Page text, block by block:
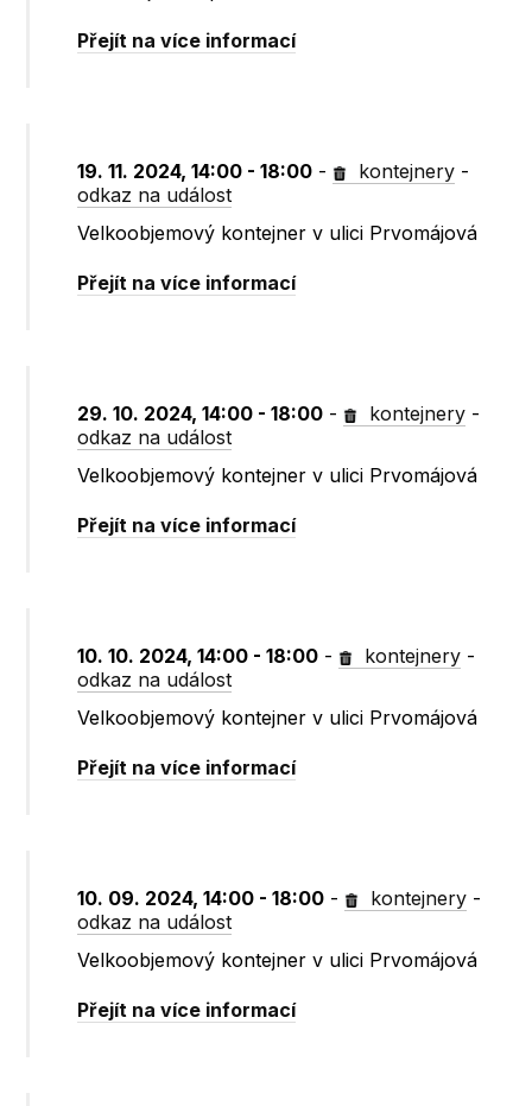
Přejít na více informací
19. 11. 2024, 14:00 - 18:00 - kontejnery -
odkaz na událost
Velkoobjemový kontejner v ulici Prvomájová
Přejít na více informací
29. 10. 2024, 14:00 - 18:00 - kontejnery -
odkaz na událost
Velkoobjemový kontejner v ulici Prvomájová
Přejít na více informací
10. 10. 2024, 14:00 - 18:00 - kontejnery -
odkaz na událost
Velkoobjemový kontejner v ulici Prvomájová
Přejít na více informací
10. 09. 2024, 14:00 - 18:00 - kontejnery -
odkaz na událost
Velkoobjemový kontejner v ulici Prvomájová
Přejít na více informací